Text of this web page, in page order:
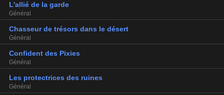
L'allié de la garde
Général
Chasseur de trésors dans le désert
Général
Confident des Pixies
Général
Les protectrices des ruines
Général